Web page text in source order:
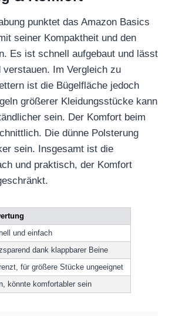
punktet das Amazon Basics
seiner Kompaktheit und den
Es ist schnell aufgebaut und lässt
Im Vergleich zu
ist die Bügelfläche jedoch
größerer Kleidungsstücke kann
sein. Der Komfort beim
Die dünne Polsterung
sein. Insgesamt ist die
und praktisch, der Komfort
und einfach
dank klappbarer Beine
für größere Stücke ungeeignet
könnte komfortabler sein